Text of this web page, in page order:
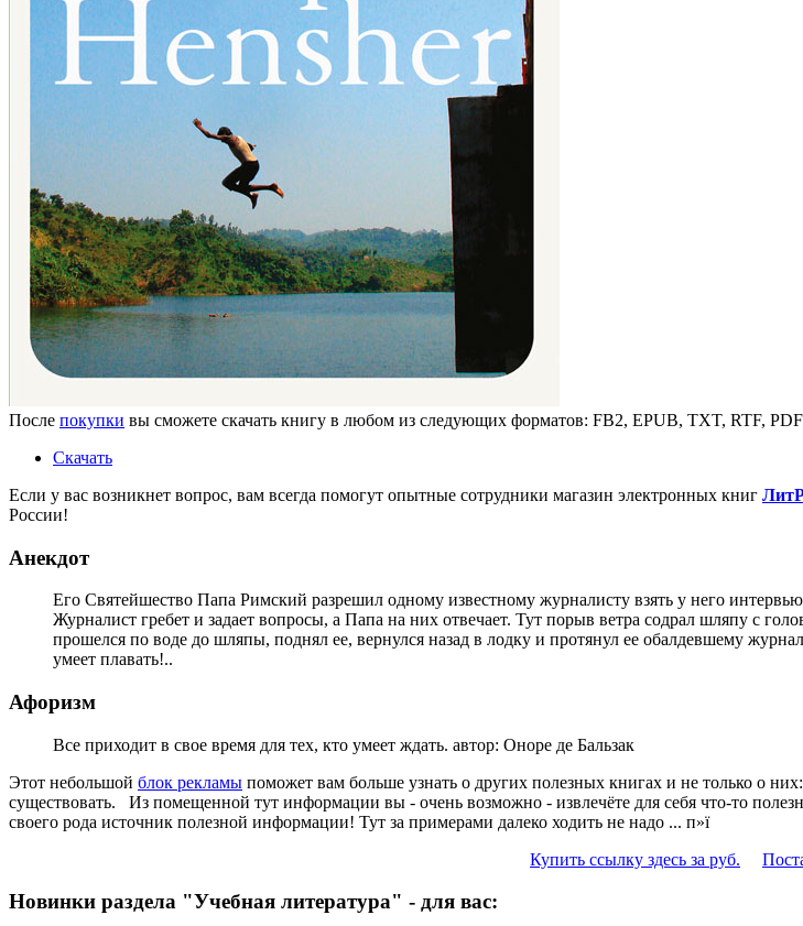
После покупки вы сможете скачать книгу в любом из следующих форматов: FB2, EPUB, TXT, RTF,
Скачать
Если у вас возникнет вопрос, вам всегда помогут опытные сотрудники магазин электронных книг
России!
Анекдот
Его Святейшество Папа Римский разрешил одному известному журналисту взять у него
Журналист гребет и задает вопросы, а Папа на них отвечает. Тут порыв ветра содрал шляпу с
прошелся по воде до шляпы, поднял ее, вернулся назад в лодку и протянул ее обалдевшему
умеет плавать!..
Афоризм
Все приходит в свое время для тех, кто умеет ждать. автор: Оноре де Бальзак
Этот небольшой блок рекламы поможет вам больше узнать о других полезных книгах и не только о них:
существовать. Из помещенной тут информации вы - очень возможно - извлечёте для себя что-то
своего рода источник полезной информации! Тут за примерами далеко ходить не надо ... п»ї
Купить ссылку здесь за руб.
Новинки раздела "Учебная литература" - для вас: